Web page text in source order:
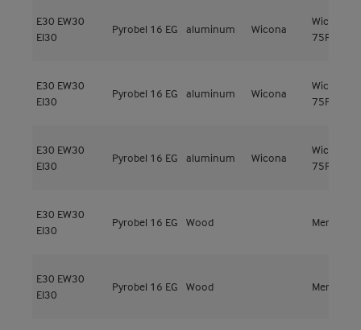
E30 EW30
EI30
Pyrobel 16 EG aluminum Wicona
Wicline
75FP
E30 EW30
EI30
Pyrobel 16 EG aluminum Wicona
Wicline
75FP
E30 EW30
EI30
Pyrobel 16 EG aluminum Wicona
Wicline
75FP
E30 EW30
EI30
Pyrobel 16 EG Wood Meranti
E30 EW30
EI30
Pyrobel 16 EG Wood Meranti